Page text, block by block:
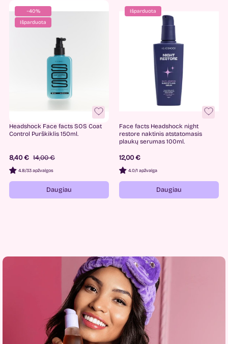
−40%
Išparduota
Headshock Face facts SOS Coat
Control Purškiklis 150ml.
8,40 € 14,00 €
4.8/33 apžvalgos
Daugiau
Išparduota
Face facts Headshock night
restore naktinis atstatomasis
plaukų serumas 100ml.
12,00 €
4.0/1 apžvalga
Daugiau